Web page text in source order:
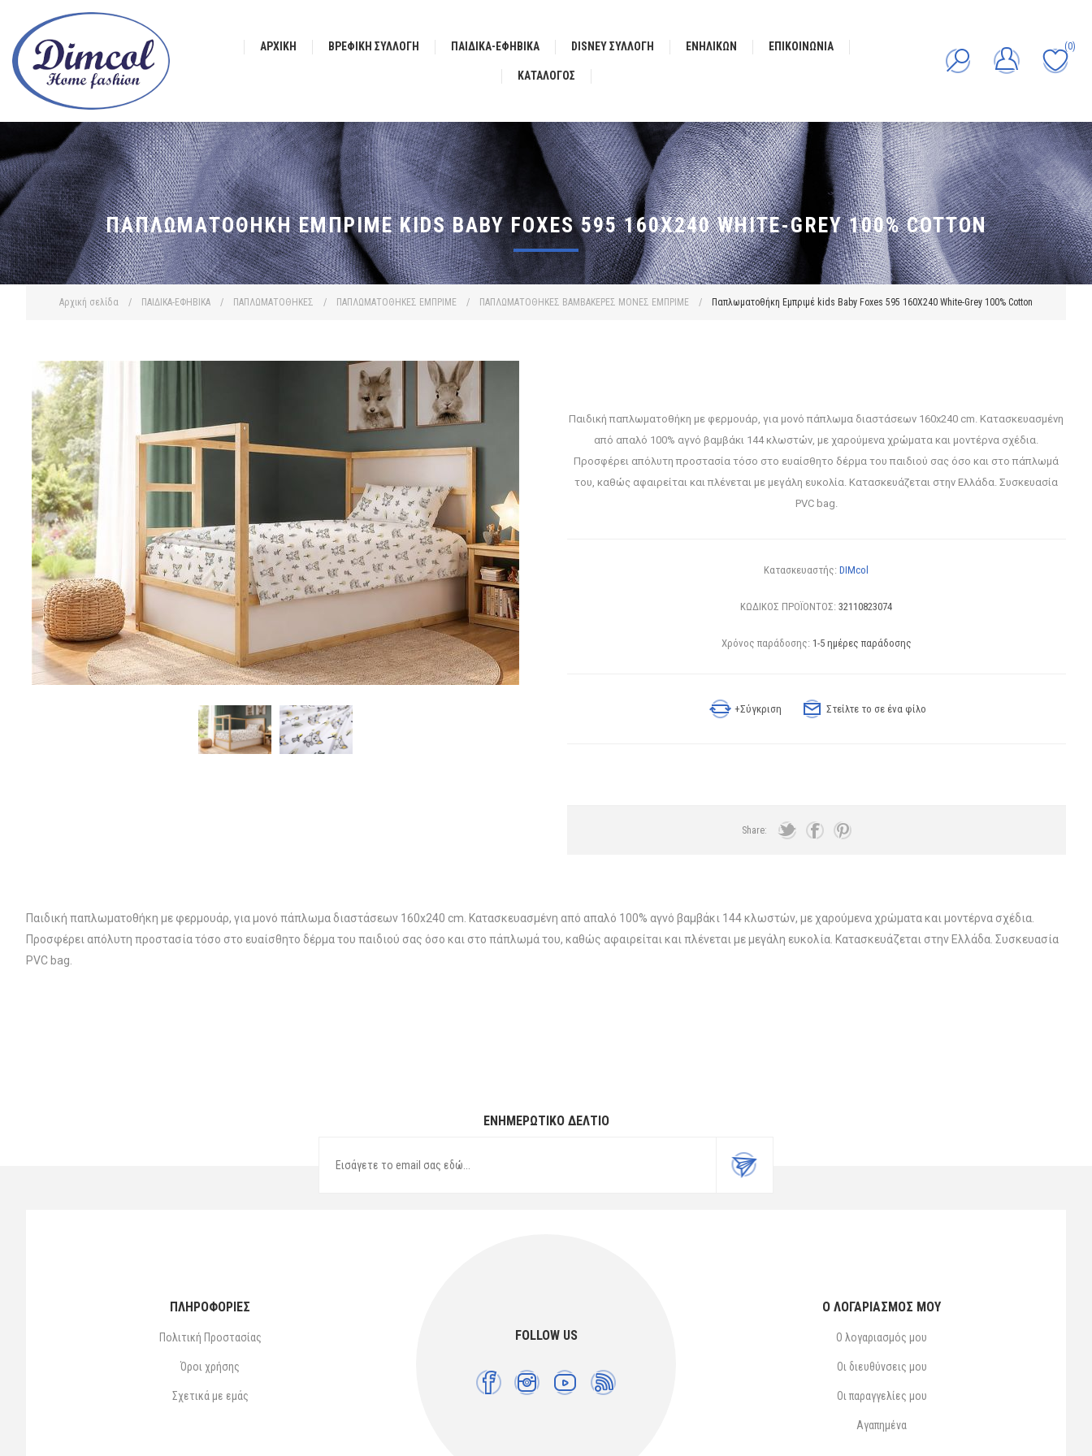
ΑΡΧΙΚΉ ΒΡΕΦΙΚΗ ΣΥΛΛΟΓΗ ΠΑΙΔΙΚΑ-ΕΦΗΒΙΚΑ DISNEY ΣΥΛΛΟΓΗ ΕΝΗΛΙΚΩΝ ΕΠΙΚΟΙΝΩΝΊΑ
ΚΑΤΆΛΟΓΟΣ
(0)
Αρχική σελίδα / ΠΑΙΔΙΚΑ-ΕΦΗΒΙΚΑ / ΠΑΠΛΩΜΑΤΟΘΗΚΕΣ / ΠΑΠΛΩΜΑΤΟΘΗΚΕΣ ΕΜΠΡΙΜΕ / ΠΑΠΛΩΜΑΤΟΘΗΚΕΣ ΒΑΜΒΑΚΕΡΕΣ ΜΟΝΕΣ ΕΜΠΡΙΜΕ / Παπλωματοθήκη Εμπριμέ kids Baby Foxes 595 160X240 White-Grey 100% Cotton
ΠΑΠΛΩΜΑΤΟΘΉΚΗ ΕΜΠΡΙΜΈ KIDS BABY FOXES 595 160X240 WHITE-GREY 100% COTTON
Παιδική παπλωματοθήκη με φερμουάρ, για μονό πάπλωμα διαστάσεων 160x240 cm. Κατασκευασμένη
από απαλό 100% αγνό βαμβάκι 144 κλωστών, με χαρούμενα χρώματα και μοντέρνα σχέδια.
Προσφέρει απόλυτη προστασία τόσο στο ευαίσθητο δέρμα του παιδιού σας όσο και στο πάπλωμά
του, καθώς αφαιρείται και πλένεται με μεγάλη ευκολία. Κατασκευάζεται στην Ελλάδα. Συσκευασία
PVC bag.
Κατασκευαστής: DIMcol
ΚΩΔΙΚΟΣ ΠΡΟΪΟΝΤΟΣ: 32110823074
Χρόνος παράδοσης: 1-5 ημέρες παράδοσης
+Σύγκριση Στείλτε το σε ένα φίλο
Share:
Παιδική παπλωματοθήκη με φερμουάρ, για μονό πάπλωμα διαστάσεων 160x240 cm. Κατασκευασμένη από απαλό 100% αγνό βαμβάκι 144 κλωστών, με χαρούμενα χρώματα και μοντέρνα σχέδια.
Προσφέρει απόλυτη προστασία τόσο στο ευαίσθητο δέρμα του παιδιού σας όσο και στο πάπλωμά του, καθώς αφαιρείται και πλένεται με μεγάλη ευκολία. Κατασκευάζεται στην Ελλάδα. Συσκευασία
PVC bag.
ΕΝΗΜΕΡΩΤΙΚΌ ΔΕΛΤΊΟ
FOLLOW US
ΠΛΗΡΟΦΟΡΙΕΣ
Πολιτική Προστασίας
Όροι χρήσης
Σχετικά με εμάς
Ο ΛΟΓΑΡΙΑΣΜΌΣ ΜΟΥ
Ο λογαριασμός μου
Οι διευθύνσεις μου
Οι παραγγελίες μου
Αγαπημένα